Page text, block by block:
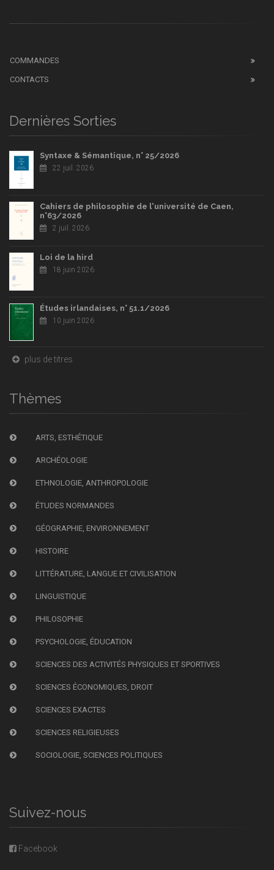
COMMANDES
CONTACTS
Dernières Sorties
Syntaxe & Sémantique, n° 25/2026
22 juil. 2026
Cahiers de philosophie de l'université de Caen,
n°63/2026
2 juil. 2026
Loi de la hird
18 juin 2026
Études irlandaises, n° 51.1/2026
10 juin 2026
plus de titres
Thèmes
ARTS, ESTHÉTIQUE
ARCHÉOLOGIE
ETHNOLOGIE, ANTHROPOLOGIE
ÉTUDES NORMANDES
GÉOGRAPHIE, ENVIRONNEMENT
HISTOIRE
LITTÉRATURE, LANGUE ET CIVILISATION
LINGUISTIQUE
PHILOSOPHIE
PSYCHOLOGIE, ÉDUCATION
SCIENCES DES ACTIVITÉS PHYSIQUES ET SPORTIVES
SCIENCES ÉCONOMIQUES, DROIT
SCIENCES EXACTES
SCIENCES RELIGIEUSES
SOCIOLOGIE, SCIENCES POLITIQUES
Suivez-nous
Facebook